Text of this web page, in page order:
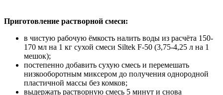
Приготовление растворной смеси:
в чистую рабочую ёмкость налить воды из расчёта 150-
170 мл на 1 кг сухой смеси Siltek F-50 (3,75-4,25 л на 1
мешок);
постепенно добавить сухую смесь и перемешать
низкооборотным миксером до получения однородной
пластичной массы без комков;
выдержать растворную смесь 5 минут и снова